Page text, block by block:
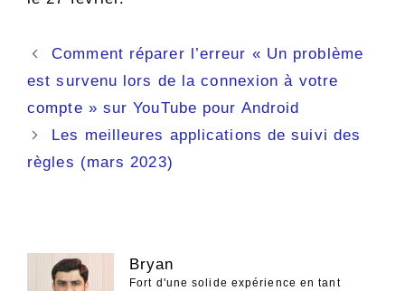
Navigation
des
Comment réparer l’erreur « Un problème
est survenu lors de la connexion à votre
compte » sur YouTube pour Android
Les meilleures applications de suivi des
règles (mars 2023)
Bryan
Fort d'une solide expérience en tant